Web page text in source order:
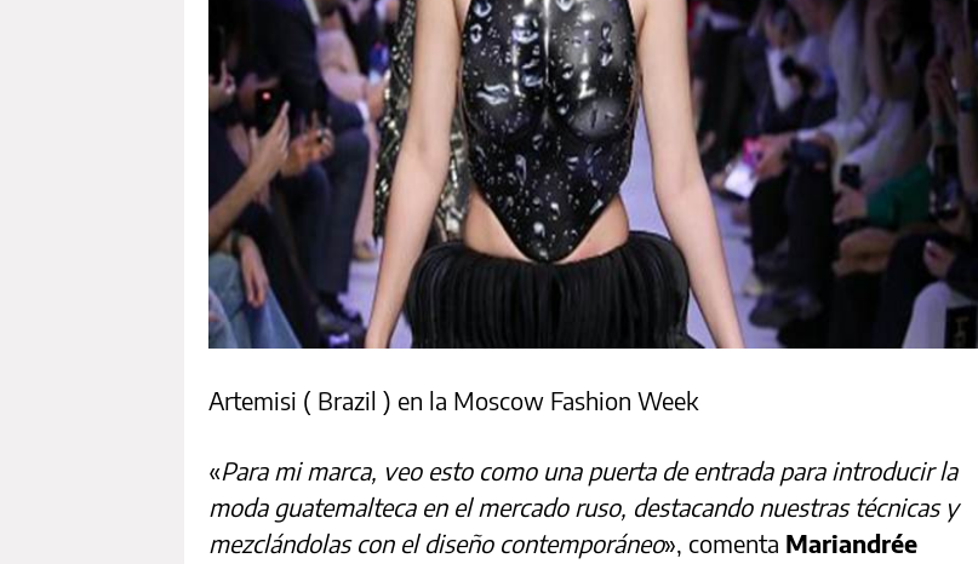
Artemisi ( Brazil ) en la Moscow Fashion Week
«Para mi marca, veo esto como una puerta de entrada para introducir la
moda guatemalteca en el mercado ruso, destacando nuestras técnicas y
mezclándolas con el diseño contemporáneo», comenta Mariandrée